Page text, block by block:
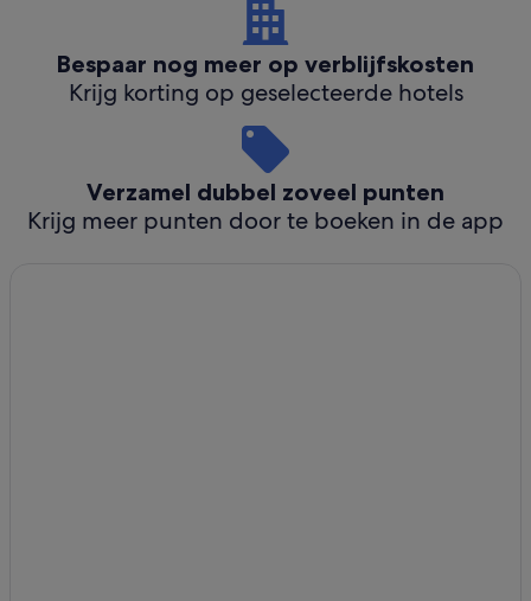
Bespaar nog meer op verblijfskosten
Krijg korting op geselecteerde hotels
Verzamel dubbel zoveel punten
Krijg meer punten door te boeken in de app